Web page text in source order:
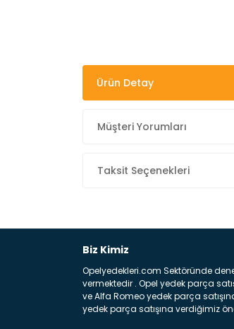
Ürün Detay
Müşteri Yorumları
Taksit Seçenekleri
Biz Kimiz
Opelyedekleri.com Sektöründe
vermektedir . Opel yedek parça
ve Alfa Romeo yedek parça
yedek parça satışına verdiğimiz